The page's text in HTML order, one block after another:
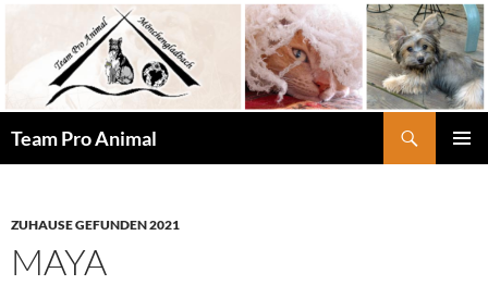
springen
Team Pro Animal
ZUHAUSE GEFUNDEN 2021
MAYA